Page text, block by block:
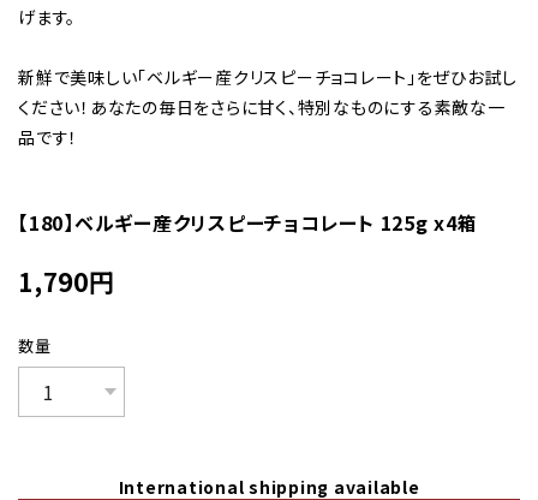
げます。
新鮮で美味しい「ベルギー産クリスピーチョコレート」をぜひお試し
ください！あなたの毎日をさらに甘く、特別なものにする素敵な一
品です！
【180】ベルギー産クリスピーチョコレート 125g x4箱
1,790円
数量
International shipping available